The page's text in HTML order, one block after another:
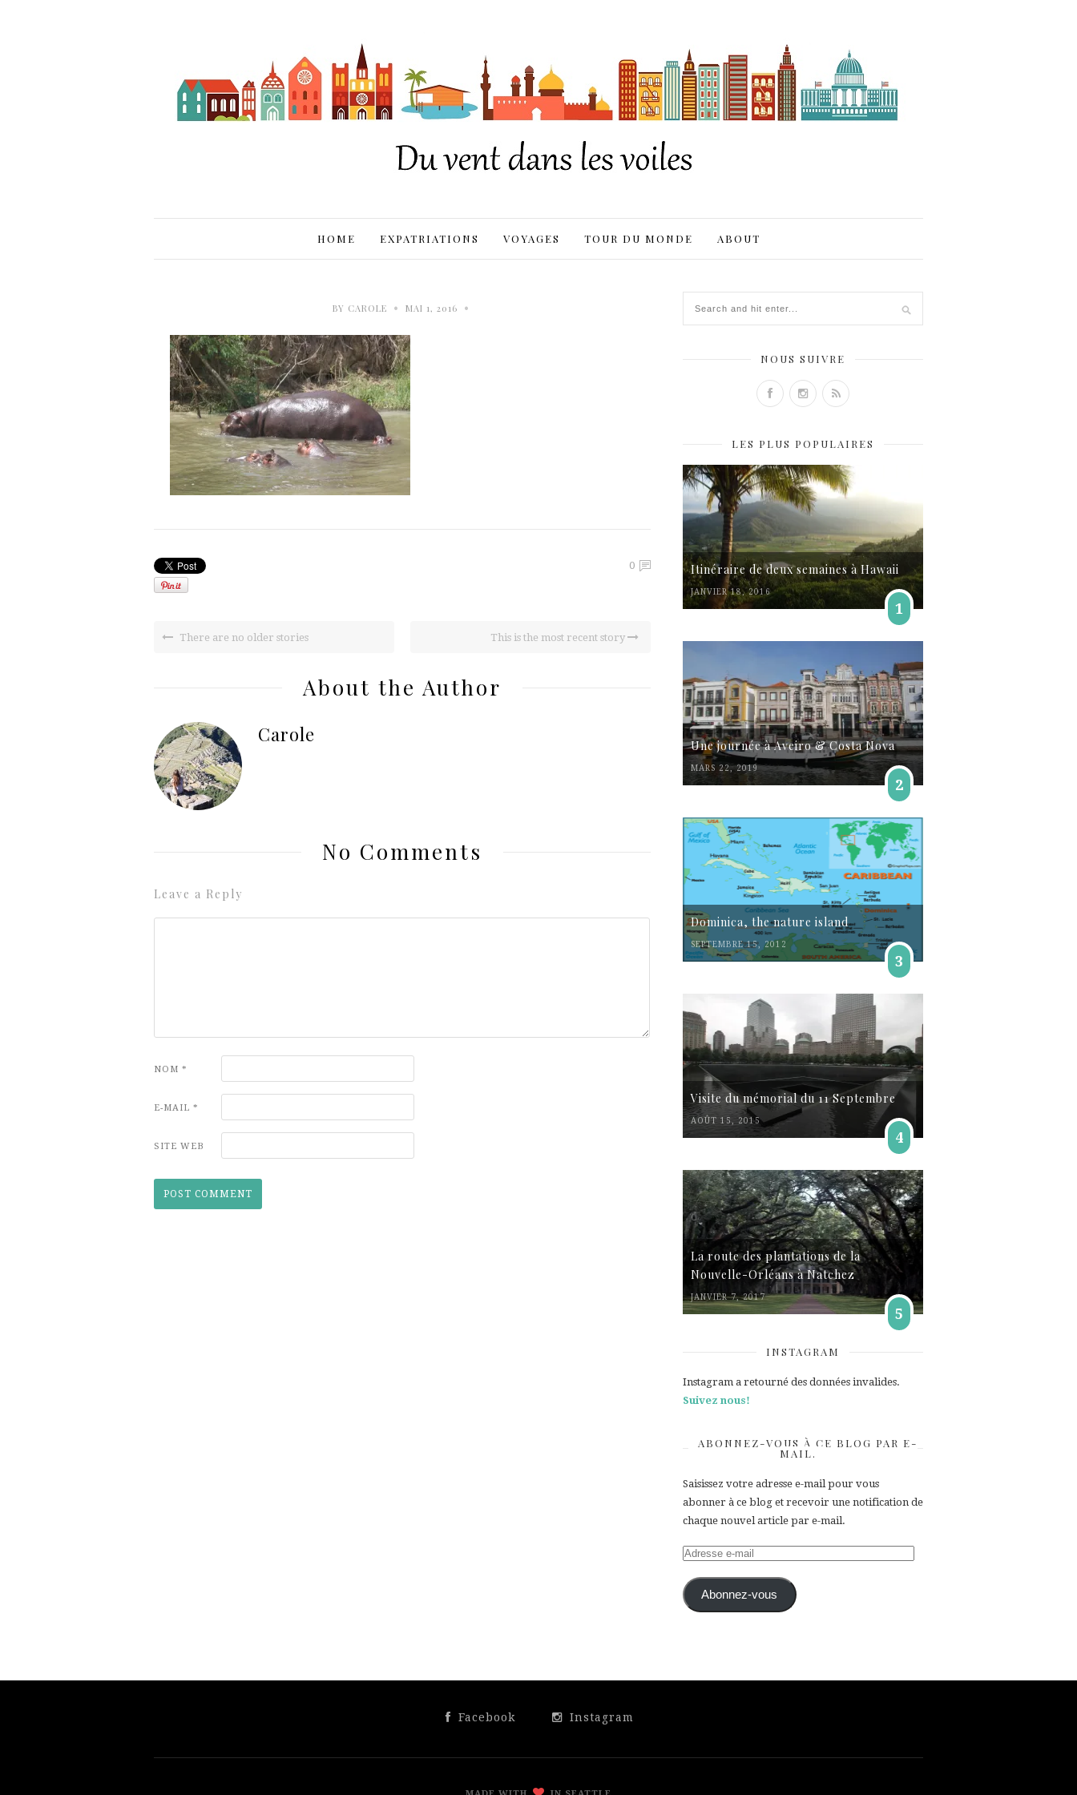
HOME EXPATRIATIONS VOYAGES TOUR DU MONDE ABOUT
BY CAROLE • MAI 1, 2016 •
0
There are no older stories This is the most recent story
About the Author
Carole
No Comments
Leave a Reply
NOM *
E-MAIL *
SITE WEB
NOUS SUIVRE
LES PLUS POPULAIRES
Itinéraire de deux semaines à Hawaii
JANVIER 18, 2016
1
Une journée à Aveiro & Costa Nova
MARS 22, 2019
2
Dominica, the nature island
SEPTEMBRE 15, 2012
3
Visite du mémorial du 11 Septembre
AOÛT 15, 2015
4
La route des plantations de la
Nouvelle-Orléans à Natchez
JANVIER 7, 2017
5
INSTAGRAM
Instagram a retourné des données invalides.
Suivez nous!
ABONNEZ-VOUS À CE BLOG PAR E-
MAIL.
Saisissez votre adresse e-mail pour vous
abonner à ce blog et recevoir une notification de
chaque nouvel article par e-mail.
Adresse
mail Abonnez-vous
Facebook Instagram